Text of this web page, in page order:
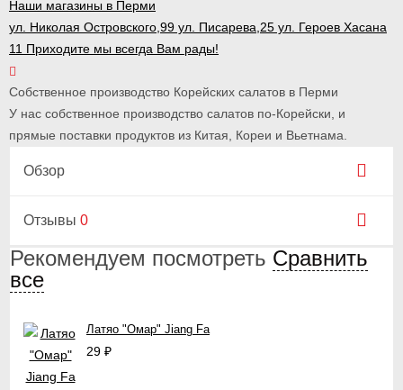
Наши магазины в Перми
ул. Николая Островского,99 ул. Писарева,25 ул. Героев Хасана
11 Приходите мы всегда Вам рады!
Собственное производство Корейских салатов в Перми
У нас собственное производство салатов по-Корейски, и
прямые поставки продуктов из Китая, Кореи и Вьетнама.
Обзор
Отзывы 0
Рекомендуем посмотреть Сравнить
все
Латяо "Омар" Jiang Fa
29 ₽